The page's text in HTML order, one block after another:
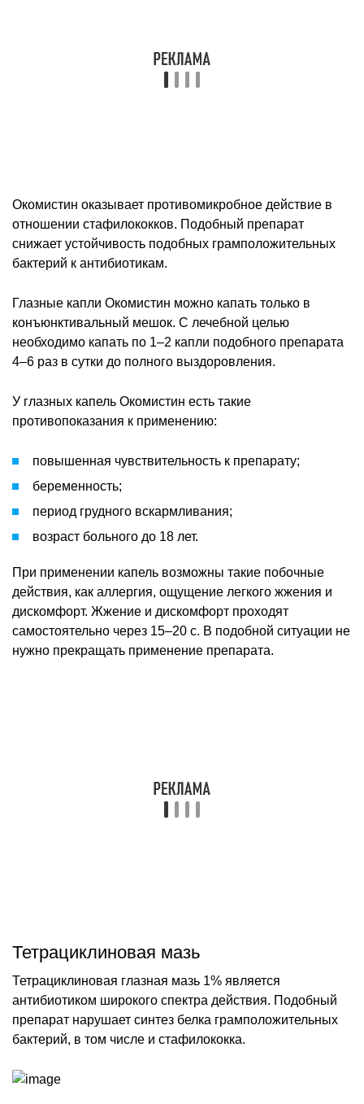
Окомистин оказывает противомикробное действие в
отношении стафилококков. Подобный препарат
снижает устойчивость подобных грамположительных
бактерий к антибиотикам.
Глазные капли Окомистин можно капать только в
конъюнктивальный мешок. С лечебной целью
необходимо капать по 1–2 капли подобного препарата
4–6 раз в сутки до полного выздоровления.
У глазных капель Окомистин есть такие
противопоказания к применению:
повышенная чувствительность к препарату;
беременность;
период грудного вскармливания;
возраст больного до 18 лет.
При применении капель возможны такие побочные
действия, как аллергия, ощущение легкого жжения и
дискомфорт. Жжение и дискомфорт проходят
самостоятельно через 15–20 с. В подобной ситуации не
нужно прекращать применение препарата.
Тетрациклиновая мазь
Тетрациклиновая глазная мазь 1% является
антибиотиком широкого спектра действия. Подобный
препарат нарушает синтез белка грамположительных
бактерий, в том числе и стафилококка.